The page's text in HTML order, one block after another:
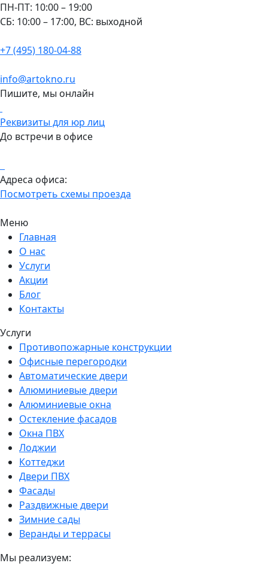
ПН-ПТ: 10:00 – 19:00
СБ: 10:00 – 17:00, ВС: выходной
+7 (495) 180-04-88
info@artokno.ru
Пишите, мы онлайн
Реквизиты для юр лиц
До встречи в офисе
Адреса офиса:
Посмотреть схемы проезда
Меню
Главная
О нас
Услуги
Акции
Блог
Контакты
Услуги
Противопожарные конструкции
Офисные перегородки
Автоматические двери
Алюминиевые двери
Алюминиевые окна
Остекление фасадов
Окна ПВХ
Лоджии
Коттеджи
Двери ПВХ
Фасады
Раздвижные двери
Зимние сады
Веранды и террасы
Мы реализуем: